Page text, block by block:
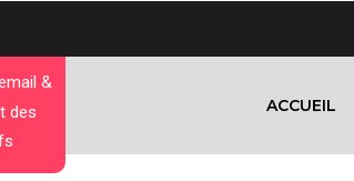
ACCUEIL
&
des